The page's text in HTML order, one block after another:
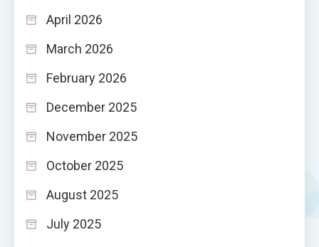
April 2026
March 2026
February 2026
December 2025
November 2025
October 2025
August 2025
July 2025